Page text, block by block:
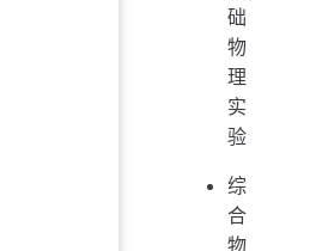
础
物
理
实
验
综
合
物